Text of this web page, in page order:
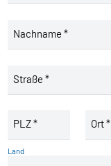
Nachname *
Straße *
PLZ * Ort *
Land